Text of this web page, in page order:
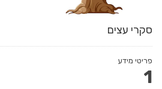
סקרי עצים
פריטי מידע
1